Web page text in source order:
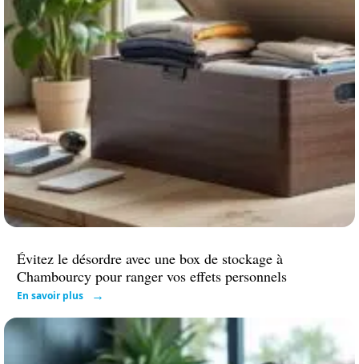
Évitez le désordre avec une box de stockage à
Chambourcy pour ranger vos effets personnels
En savoir plus